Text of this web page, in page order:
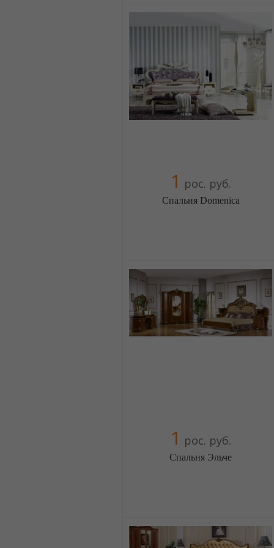
+380674454541
+380674454541
1 рос. руб.
Спальня Domenica
5 отзыв(а), 100% положительных
Компания верифицирована
+380674454541
+380674454541
+380674454541
1 рос. руб.
Спальня Эльче
5 отзыв(а) , 100% положительных
Компания верифицирована